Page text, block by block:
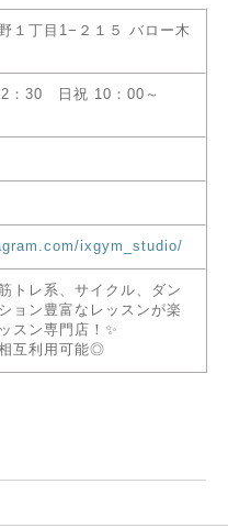
１丁目1−２１５ バロー木
：30 日祝 10：00～
ixgym_studio/
トレ系、サイクル、ダン
ョン豊富なレッスンが楽
スン専門店！✨
互利用可能◎